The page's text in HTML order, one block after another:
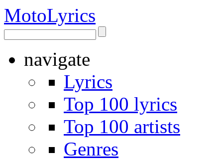
MotoLyrics
navigate
Lyrics
Top 100 lyrics
Top 100 artists
Genres